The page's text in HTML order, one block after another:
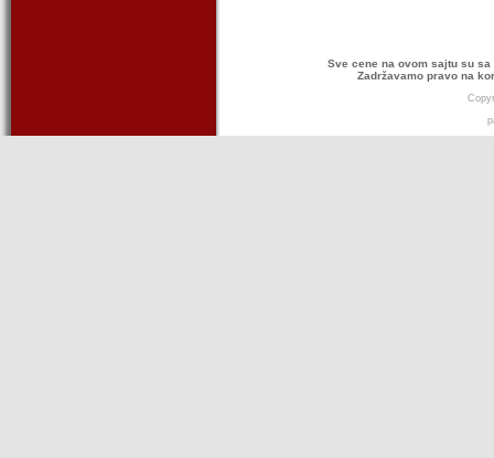
Sve cene na ovom sajtu su
Zadržavamo pravo na